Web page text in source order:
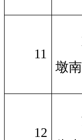
11
墩南
12